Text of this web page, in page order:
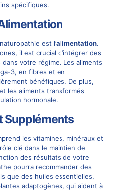
spécifiques.
est l’alimentation.
il est crucial d’intégrer des
votre régime. Les aliments
3, en fibres et en
bénéfiques. De plus,
les aliments transformés
hormonale.
Suppléments
les vitamines, minéraux et
clé dans le maintien de
des résultats de votre
pourra recommander des
que des huiles essentielles,
adaptogènes, qui aident à